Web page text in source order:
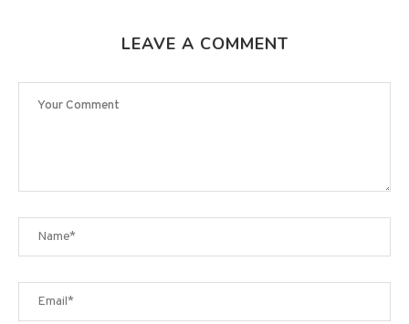
LEAVE A COMMENT